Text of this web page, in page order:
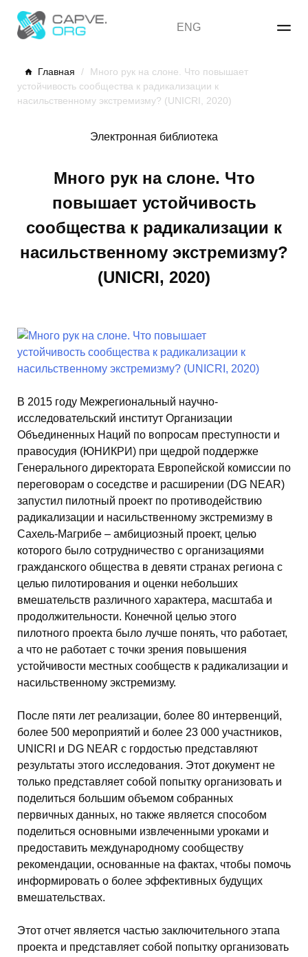
content
ENG
Главная /
Много рук на слоне. Что повышает
устойчивость сообщества к радикализации к
насильственному экстремизму? (UNICRI, 2020)
Электронная библиотека
Много рук на слоне. Что
повышает устойчивость
сообщества к радикализации к
насильственному экстремизму?
(UNICRI, 2020)
В 2015 году Межрегиональный научно-
исследовательский институт Организации
Объединенных Наций по вопросам преступности и
правосудия (ЮНИКРИ) при щедрой поддержке
Генерального директората Европейской комиссии по
переговорам о соседстве и расширении (DG NEAR)
запустил пилотный проект по противодействию
радикализации и насильственному экстремизму в
Сахель-Магрибе – амбициозный проект, целью
которого было сотрудничество с организациями
гражданского общества в девяти странах региона с
целью пилотирования и оценки небольших
вмешательств различного характера, масштаба и
продолжительности. Конечной целью этого
пилотного проекта было лучше понять, что работает,
а что не работает с точки зрения повышения
устойчивости местных сообществ к радикализации и
насильственному экстремизму.
После пяти лет реализации, более 80 интервенций,
более 500 мероприятий и более 23 000 участников,
UNICRI и DG NEAR с гордостью представляют
результаты этого исследования. Этот документ не
только представляет собой попытку организовать и
поделиться большим объемом собранных
первичных данных, но также является способом
поделиться основными извлеченными уроками и
предоставить международному сообществу
рекомендации, основанные на фактах, чтобы помочь
информировать о более эффективных будущих
вмешательствах.
Этот отчет является частью заключительного этапа
проекта и представляет собой попытку организовать